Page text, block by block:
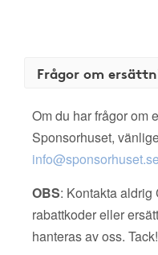
Frågor om
Om du har frågor om
Sponsorhuset,
info@sponsorhuset.se
OBS: Kontakta aldrig
rabattkoder eller
hanteras av oss. Tack!